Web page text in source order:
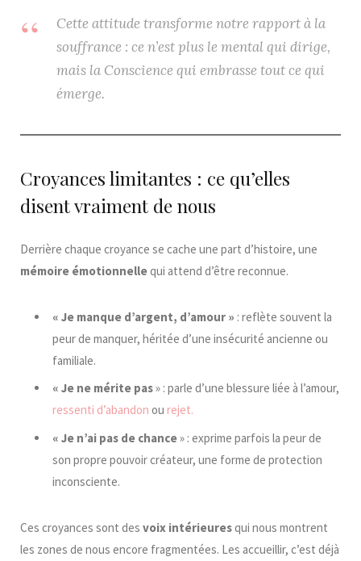
Cette attitude transforme notre rapport à la
souffrance : ce n’est plus le mental qui dirige,
mais la Conscience qui embrasse tout ce qui
émerge.
Croyances limitantes : ce qu’elles
disent vraiment de nous
Derrière chaque croyance se cache une part d’histoire, une
mémoire émotionnellequi attend d’être reconnue.
« Je manque d’argent, d’amour » : reflète souvent la
peur de manquer, héritée d’une insécurité ancienne ou
familiale.
« Je ne mérite pas» : parle d’une blessure liée à l’amour,
ressenti d’abandon ou rejet.
« Je n’ai pas de chance» : exprime parfois la peur de
son propre pouvoir créateur, une forme de protection
inconsciente.
Ces croyances sont des voix intérieuresqui nous montrent
les zones de nous encore fragmentées. Les accueillir, c’est déjà